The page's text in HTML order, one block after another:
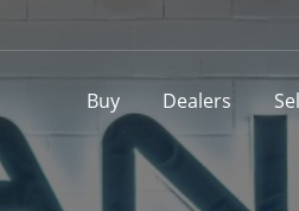
Buy Dealers